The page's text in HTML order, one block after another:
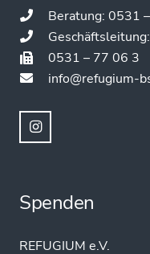
Beratung: 0531
0531 – 77 06 3
info@refugium-
Spenden
REFUGIUM e.V.